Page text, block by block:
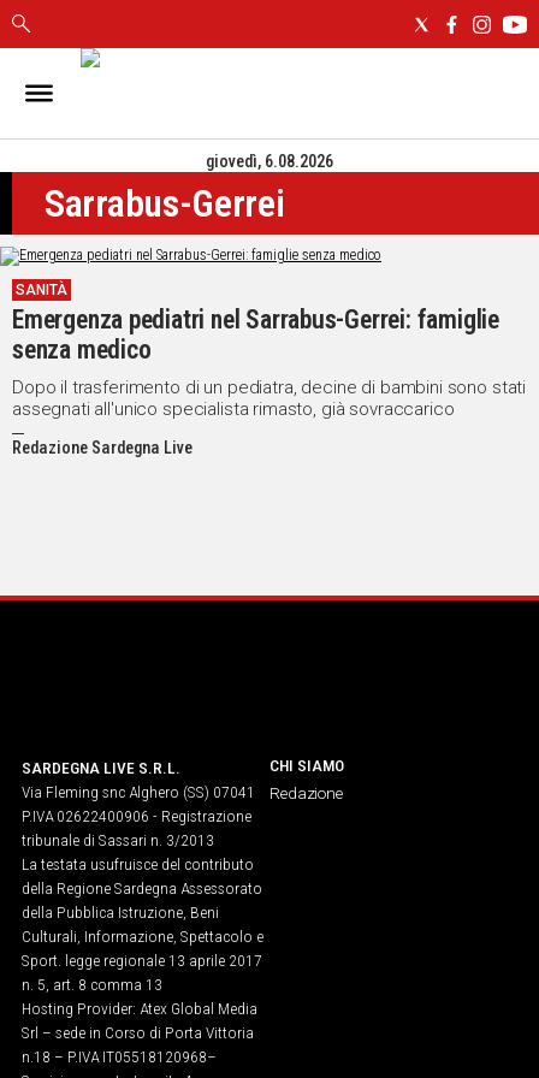
IN
CAGLIARI
SASSARI
NUORO
ORISTANO
SULCIS
GALLURA
OGLIASTRA
MEDIO
CAMPIDANO
ITALIA
VIDEO
Vai
UNISCITI
AL CANALE
WHATSAPP
giovedì, 6.08.2026
Sarrabus-Gerrei
SANITÀ
Emergenza pediatri nel Sarrabus-Gerrei: famiglie
senza medico
Dopo il trasferimento di un pediatra, decine di bambini sono stati
assegnati all'unico specialista rimasto, già sovraccarico
Redazione Sardegna Live
SARDEGNA LIVE S.R.L.
Via Fleming snc Alghero (SS) 07041
P.IVA 02622400906 - Registrazione
tribunale di Sassari n. 3/2013
La testata usufruisce del contributo
della Regione Sardegna Assessorato
della Pubblica Istruzione, Beni
Culturali, Informazione, Spettacolo e
Sport. legge regionale 13 aprile 2017
n. 5, art. 8 comma 13
Hosting Provider: Atex Global Media
Srl – sede in Corso di Porta Vittoria
n.18 – P.IVA IT05518120968​–
CHI SIAMO
Redazione